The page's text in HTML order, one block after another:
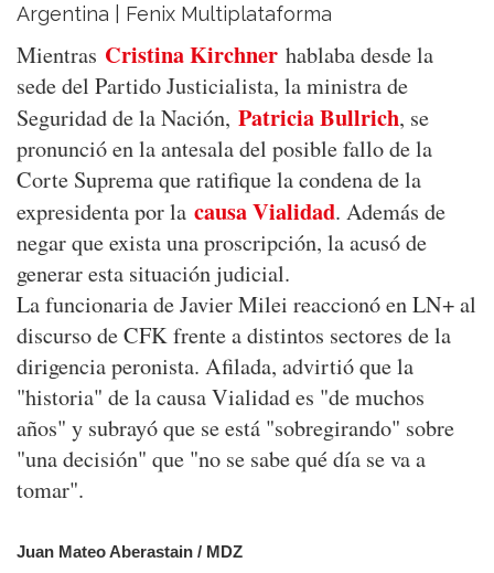
Argentina | Fenix Multiplataforma
Mientras Cristina Kirchner hablaba desde la
sede del Partido Justicialista, la ministra de
Seguridad de la Nación, Patricia Bullrich, se
pronunció en la antesala del posible fallo de la
Corte Suprema que ratifique la condena de la
expresidenta por la causa Vialidad. Además de
negar que exista una proscripción, la acusó de
generar esta situación judicial.
La funcionaria de Javier Milei reaccionó en LN+ al
discurso de CFK frente a distintos sectores de la
dirigencia peronista. Afilada, advirtió que la
"historia" de la causa Vialidad es "de muchos
años" y subrayó que se está "sobregirando" sobre
"una decisión" que "no se sabe qué día se va a
tomar".
Juan Mateo Aberastain / MDZ